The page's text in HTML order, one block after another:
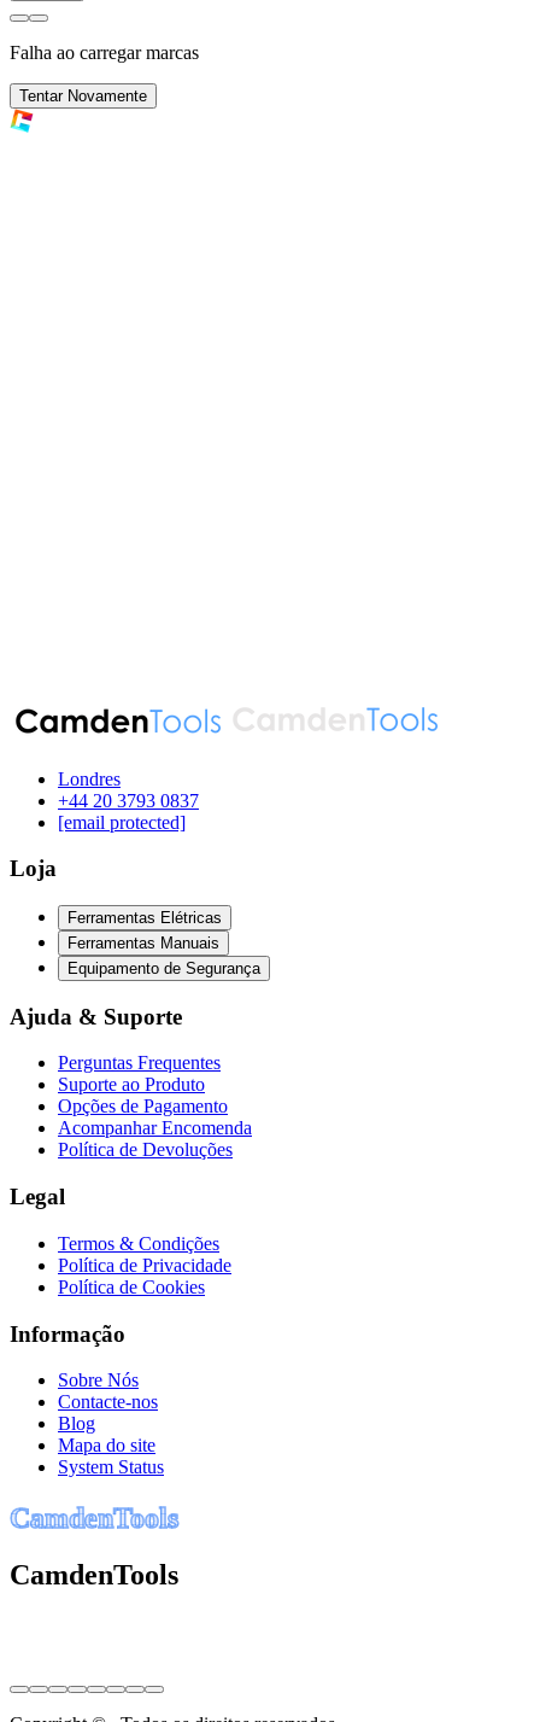
Falha ao carregar marcas
Tentar Novamente
Londres
‪+44 20 3793 0837‬
[email protected]
Loja
Ferramentas Elétricas
Ferramentas Manuais
Equipamento de Segurança
Ajuda & Suporte
Perguntas Frequentes
Suporte ao Produto
Opções de Pagamento
Acompanhar Encomenda
Política de Devoluções
Legal
Termos & Condições
Política de Privacidade
Política de Cookies
Informação
Sobre Nós
Contacte-nos
Blog
Mapa do site
System Status
CamdenTools
CamdenTools